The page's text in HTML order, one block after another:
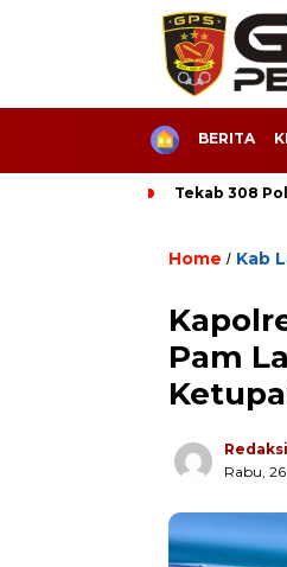
HOME
BERITA
Tekab 308
Home / Kab
Pam
Rabu,